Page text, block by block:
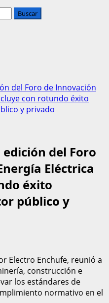
del Foro de Innovación
con rotundo éxito
y privado
edición del Foro
Eléctrica
éxito
público y
Electro Enchufe, reunió a
construcción e
los estándares de
normativo en el